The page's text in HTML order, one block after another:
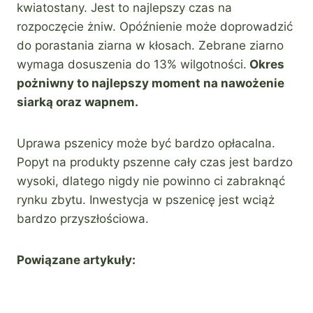
kwiatostany. Jest to najlepszy czas na
rozpoczęcie żniw. Opóźnienie może doprowadzić
do porastania ziarna w kłosach. Zebrane ziarno
wymaga dosuszenia do 13% wilgotności. Okres
pożniwny to najlepszy moment na nawożenie
siarką oraz wapnem.
Uprawa pszenicy może być bardzo opłacalna.
Popyt na produkty pszenne cały czas jest bardzo
wysoki, dlatego nigdy nie powinno ci zabraknąć
rynku zbytu. Inwestycja w pszenicę jest wciąż
bardzo przyszłościowa.
Powiązane artykuły: